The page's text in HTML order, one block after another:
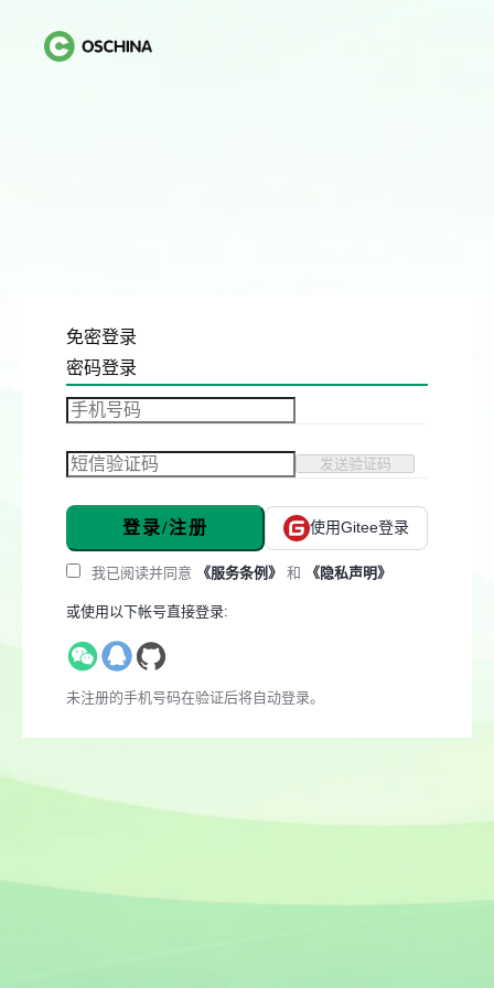
免密登录
密码登录
发送验证码
登录/注册 使用Gitee登录
我已阅读并同意 《服务条例》 和 《隐私声明》
或使用以下帐号直接登录:
未注册的手机号码在验证后将自动登录。